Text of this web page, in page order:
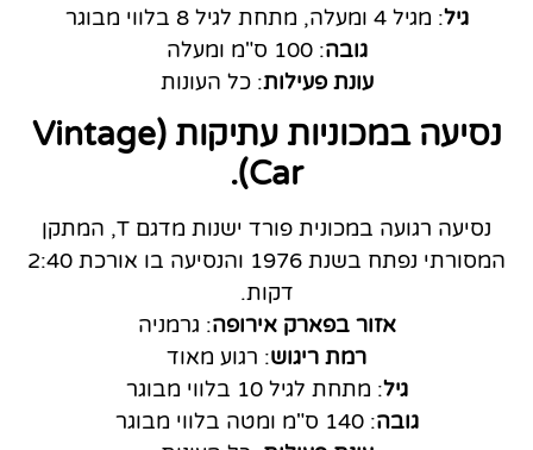
גיל: מגיל 4 ומעלה, מתחת לגיל 8 בלווי מבוגר
גובה: 100 ס"מ ומעלה
עונת פעילות: כל העונות
נסיעה במכוניות עתיקות (Vintage
Car).
נסיעה רגועה במכונית פורד ישנות מדגם T, המתקן
המסורתי נפתח בשנת 1976 והנסיעה בו אורכת 2:40
דקות.
אזור בפארק אירופה: גרמניה
רמת ריגוש: רגוע מאוד
גיל: מתחת לגיל 10 בלווי מבוגר
גובה: 140 ס"מ ומטה בלווי מבוגר